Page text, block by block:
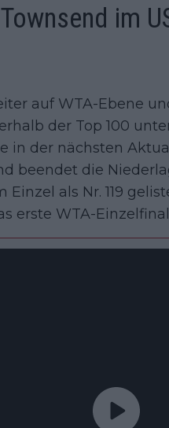
im
auf WTA-Ebene
der Top 100
in der nächsten
beendet die
Einzel als Nr. 119
erste WTA-